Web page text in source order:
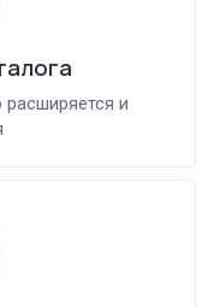
расширяется и